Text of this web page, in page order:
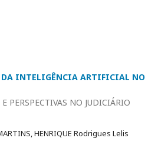
DA INTELIGÊNCIA ARTIFICIAL NO
PERSPECTIVAS NO JUDICIÁRIO
HENRIQUE Rodrigues Lelis